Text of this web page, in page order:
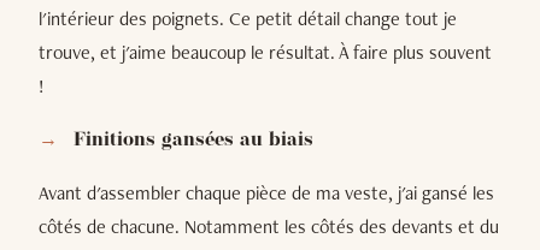
l'intérieur des poignets. Ce petit détail change tout je
trouve, et j'aime beaucoup le résultat. À faire plus souvent
!
Finitions gansées au biais
Avant d'assembler chaque pièce de ma veste, j'ai gansé les
côtés de chacune. Notamment les côtés des devants et du